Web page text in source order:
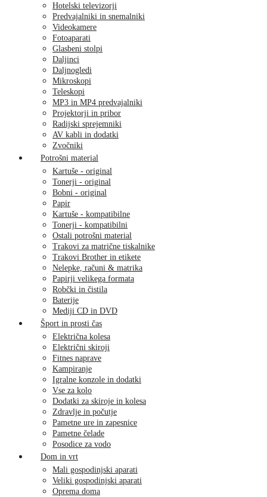
Hotelski televizorji
Predvajalniki in snemalniki
Videokamere
Fotoaparati
Glasbeni stolpi
Daljinci
Daljnogledi
Mikroskopi
Teleskopi
MP3 in MP4 predvajalniki
Projektorji in pribor
Radijski sprejemniki
AV kabli in dodatki
Zvočniki
Potrošni material
Kartuše - original
Tonerji - original
Bobni - original
Papir
Kartuše - kompatibilne
Tonerji - kompatibilni
Ostali potrošni material
Trakovi za matrične tiskalnike
Trakovi Brother in etikete
Nelepke, računi & matrika
Papirji velikega formata
Robčki in čistila
Baterije
Mediji CD in DVD
Šport in prosti čas
Električna kolesa
Električni skiroji
Fitnes naprave
Kampiranje
Igralne konzole in dodatki
Vse za kolo
Dodatki za skiroje in kolesa
Zdravlje in počutje
Pametne ure in zapesnice
Pametne čelade
Posodice za vodo
Dom in vrt
Mali gospodinjski aparati
Veliki gospodinjski aparati
Oprema doma